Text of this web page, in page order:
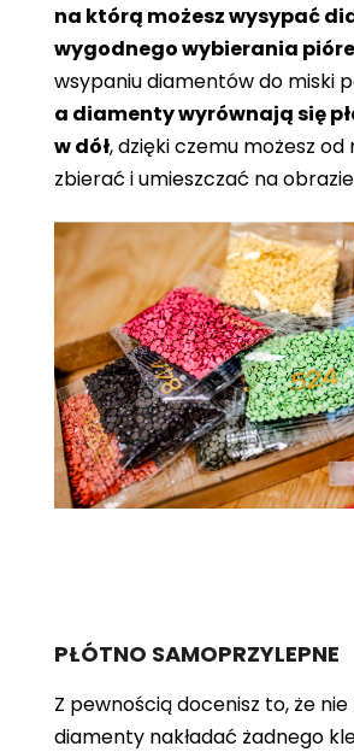
na którą możesz wysypać
wygodnego wybierania
wsypaniu diamentów do miski
a diamenty wyrównają się
w dół, dzięki czemu możesz od
zbierać i umieszczać na
PŁÓTNO SAMOPRZYLEPNE
Z pewnością docenisz to, że nie
diamenty nakładać żadnego